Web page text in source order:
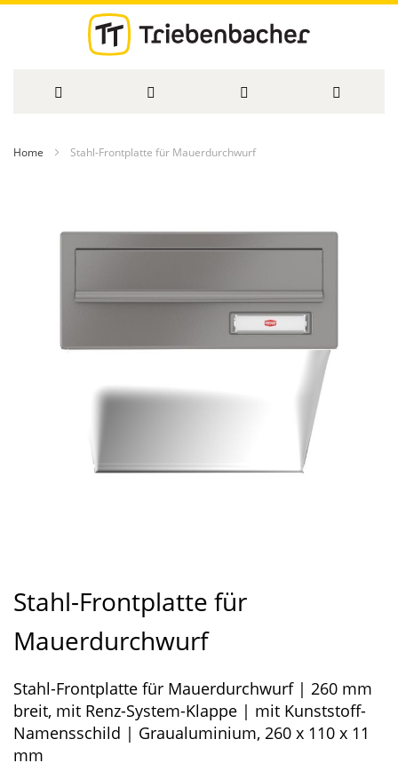
Home Stahl-Frontplatte für Mauerdurchwurf
Anfang
der
Bildergalerie
springen
Stahl-Frontplatte für
Mauerdurchwurf
Stahl-Frontplatte für Mauerdurchwurf | 260 mm
breit, mit Renz-System-Klappe | mit Kunststoff-
Namensschild | Graualuminium, 260 x 110 x 11
mm